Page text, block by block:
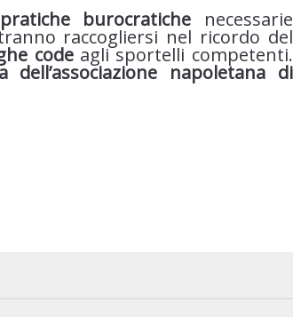
pratiche burocratiche necessarie
raccogliersi nel ricordo del
codeagli sportelli competenti.
dell’associazione napoletana di